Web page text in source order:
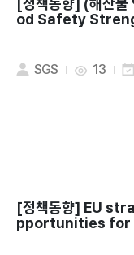
[정책동향]
od Safety
Metal Rules
SGS 13
[정책동향]
pportunities for